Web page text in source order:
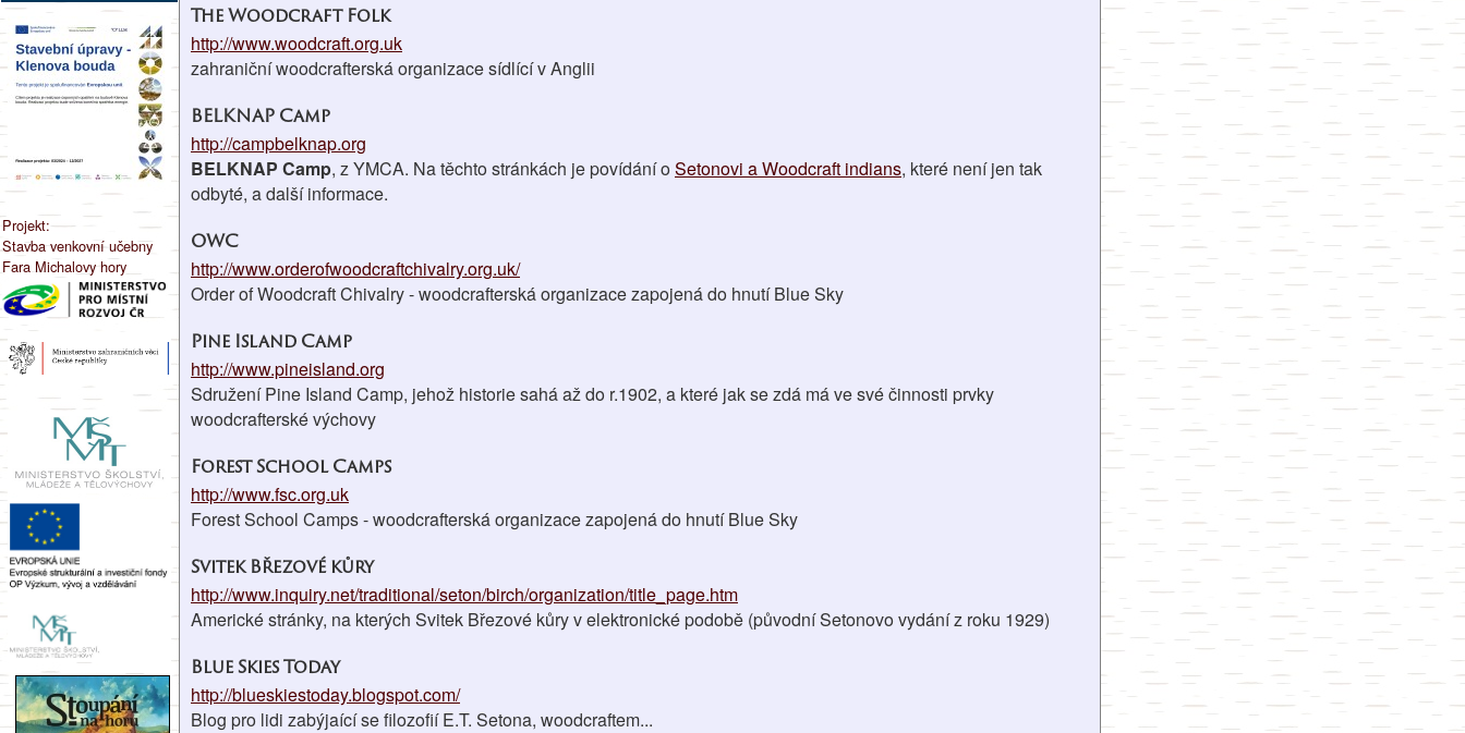
Projekt:
Stavba venkovní učebny
Fara Michalovy hory
The Woodcraft Folk
http://www.woodcraft.org.uk
zahraniční woodcrafterská organizace sídlící v Anglii
BELKNAP Camp
http://campbelknap.org
BELKNAP Camp, z YMCA. Na těchto stránkách je povídání oSetonovi a Woodcraft indians, které není jen tak
odbyté, a další informace.
OWC
http://www.orderofwoodcraftchivalry.org.uk/
Order of Woodcraft Chivalry - woodcrafterská organizace zapojená do hnutí Blue Sky
Pine Island Camp
http://www.pineisland.org
Sdružení Pine Island Camp, jehož historie sahá až do r.1902, a které jak se zdá má ve své činnosti prvky
woodcrafterské výchovy
Forest School Camps
http://www.fsc.org.uk
Forest School Camps - woodcrafterská organizace zapojená do hnutí Blue Sky
Svitek Březové kůry
http://www.inquiry.net/traditional/seton/birch/organization/title_page.htm
Americké stránky, na kterých Svitek Březové kůry v elektronické podobě (původní Setonovo vydání z roku 1929)
Blue Skies Today
http://blueskiestoday.blogspot.com/
Blog pro lidi zabýjaící se filozofií E.T. Setona, woodcraftem...